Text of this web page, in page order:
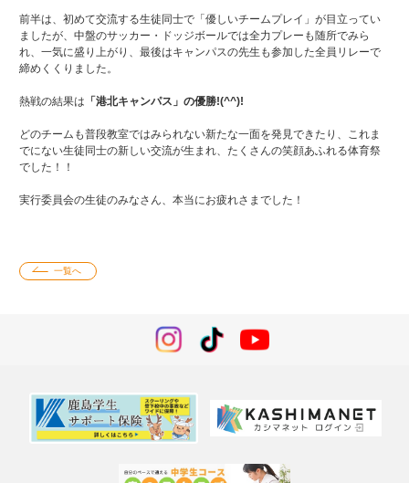
前半は、初めて交流する生徒同士で「優しいチームプレイ」が目立ってい
ましたが、中盤のサッカー・ドッジボールでは全力プレーも随所でみら
れ、一気に盛り上がり、最後はキャンパスの先生も参加した全員リレーで
締めくくりました。
熱戦の結果は 「港北キャンパス」の優勝!(^^)!
どのチームも普段教室ではみられない新たな一面を発見できたり、これま
でにない生徒同士の新しい交流が生まれ、たくさんの笑顔あふれる体育祭
でした！！
実行委員会の生徒のみなさん、本当にお疲れさまでした！
一覧へ